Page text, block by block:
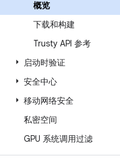
概览
下载和构建
Trusty API 参考
启动时验证
安全中心
移动网络安全
私密空间
GPU 系统调用过滤